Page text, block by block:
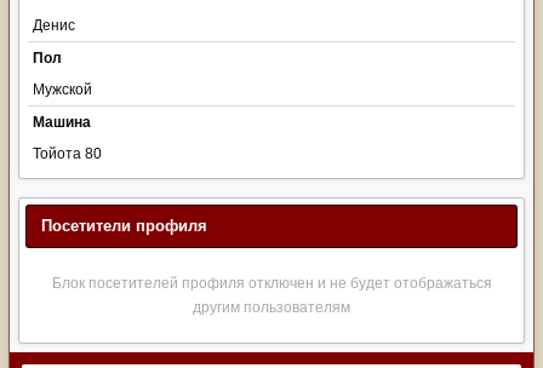
Денис
Пол
Мужской
Машина
Тойота 80
Посетители профиля
Блок посетителей профиля отключен и не будет отображаться
другим пользователям